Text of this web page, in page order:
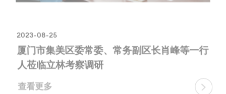
2023-08-25
厦门市集美区委常委、常务副区长肖峰等一行
人莅临立林考察调研
查看更多 